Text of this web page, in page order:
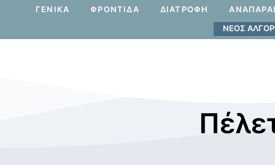
ΓΕΝΙΚΑ ΦΡΟΝΤΙΔΑ ΔΙΑΤΡΟΦΗ
ΝΕΟΣ